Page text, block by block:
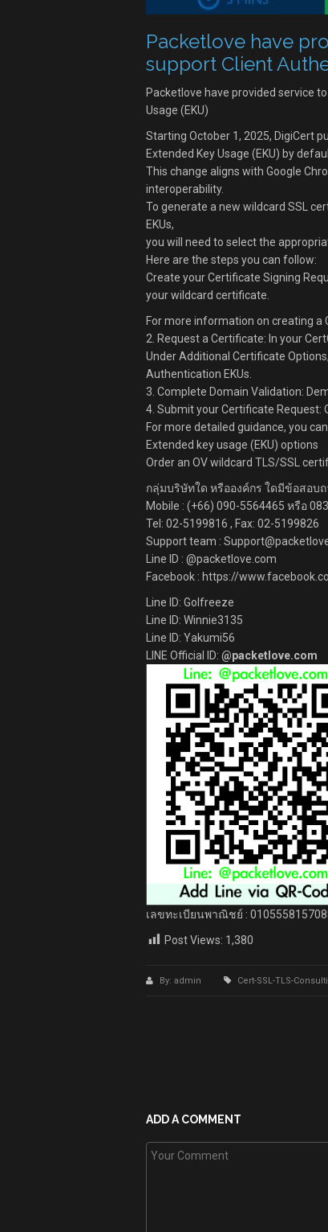
Packetlove have
support Client
Packetlove have provided service
Usage (EKU)
Starting October 1, 2025, DigiCert
Extended Key Usage (EKU) by
This change aligns with Google
interoperability.
To generate a new wildcard SSL
EKUs,
you will need to select the
Here are the steps you can follow:
Create your Certificate Signing
your wildcard certificate.
For more information on creating a
2. Request a Certificate: In your
Under Additional Certificate
Authentication EKUs.
3. Complete Domain Validation:
4. Submit your Certificate Request:
For more detailed guidance, you
Extended key usage (EKU) options
Order an OV wildcard TLS/SSL
กลุ่มบริษัทใด หรือองค์กร ใดมีข้อสอบ
Mobile : (+66) 090-5564465 หรือ
Tel: 02-5199816 , Fax: 02-5199826
Support team :
Line ID : @packetlove.com
Facebook : https://
Line ID: Golfreeze
Line ID: Winnie3135
Line ID: Yakumi56
LINE Official ID: @packetlove.com
เลขทะเบียนพาณิชย์ :
Post Views: 1,380
By: admin Cert-SSL-TLS-
ADD A COMMENT